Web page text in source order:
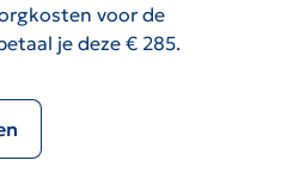
voor de
je deze € 285.